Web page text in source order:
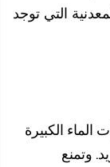
التي توجد
الكبيرة